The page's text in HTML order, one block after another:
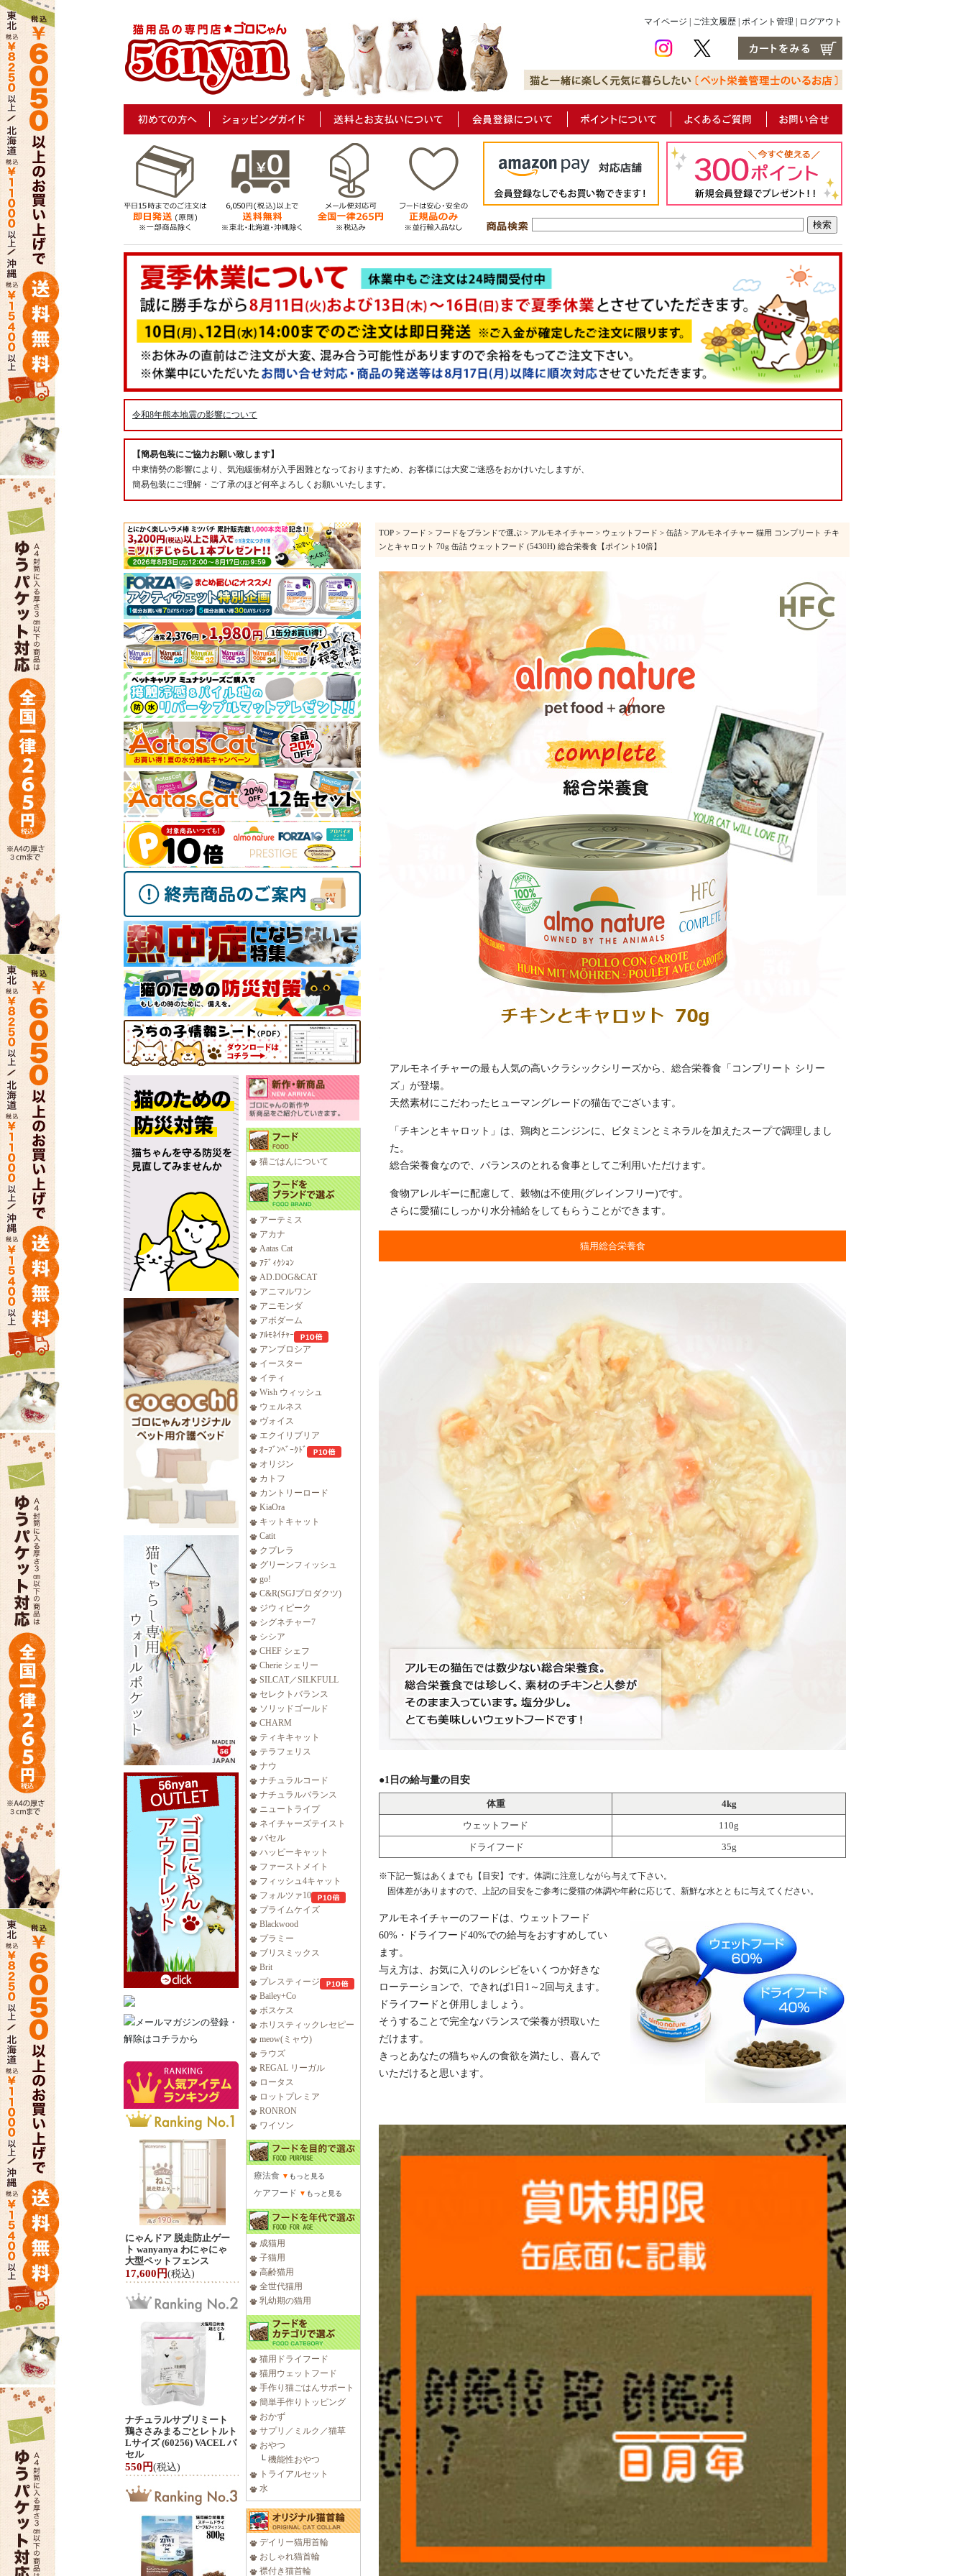
マイページ ご注文履歴 ポイント管理 ログアウト
令和8年熊本地震の影響について
【簡易包装にご協力お願い致します】
中東情勢の影響により、気泡緩衝材が入手困難となっておりますため、お客様には大変ご迷惑をおかけいたしますが、
簡易包装にご理解・ご了承のほど何卒よろしくお願いいたします。
にゃんドア 脱走防止ゲー
ト wanyanya わにゃにゃ
大型ペットフェンス
17,600円(税込)
ナチュラルサプリミート
鶏ささみまるごとレトルト
Lサイズ (60256) VACEL バ
セル
550円(税込)
猫ごはんについて
アーテミス
アカナ
Aatas Cat
ｱﾃﾞｨｸｼｮﾝ
AD.DOG&CAT
アニマルワン
アニモンダ
アボダーム
ｱﾙﾓﾈｲﾁｬｰ
アンブロシア
イースター
イティ
Wish ウィッシュ
ウェルネス
ヴォイス
エクイリブリア
ｵｰﾌﾞﾝﾍﾞｰｸﾄﾞ
オリジン
カトフ
カントリーロード
KiaOra
キットキャット
Catit
クプレラ
グリーンフィッシュ
go!
C&R(SGJプロダクツ)
ジウィピーク
シグネチャー7
シシア
CHEF シェフ
Cherie シェリー
SILCAT／SILKFULL
セレクトバランス
ソリッドゴールド
CHARM
ティキキャット
テラフェリス
ナウ
ナチュラルコード
ナチュラルバランス
ニュートライプ
ネイチャーズテイスト
バセル
ハッピーキャット
ファーストメイト
フィッシュ4キャット
フォルツァ10
プライムケイズ
Blackwood
プラミー
ブリスミックス
Brit
プレスティージ
Bailey+Co
ボスケス
ホリスティックレセピー
meow(ミャウ)
ラウズ
REGAL リーガル
ロータス
ロットプレミア
RONRON
ワイソン
療法食 ▼ もっと見る
ケアフード ▼ もっと見る
成猫用
子猫用
高齢猫用
全世代猫用
乳幼期の猫用
猫用ドライフード
猫用ウェットフード
手作り猫ごはんサポート
簡単手作りトッピング
おかず
サプリ／ミルク／猫草
おやつ
└ 機能性おやつ
トライアルセット
水
デイリー猫用首輪
おしゃれ猫首輪
襟付き猫首輪
TOP > フード > フードをブランドで選ぶ > アルモネイチャー > ウェットフード > 缶詰 > アルモネイチャー 猫用 コンプリート チキ
ンとキャロット 70g 缶詰 ウェットフード (5430H) 総合栄養食【ポイント10倍】
アルモネイチャーの最も人気の高いクラシックシリーズから、総合栄養食「コンプリート シリー
ズ」が登場。
天然素材にこだわったヒューマングレードの猫缶でございます。
「チキンとキャロット」は、鶏肉とニンジンに、ビタミンとミネラルを加えたスープで調理しまし
た。
総合栄養食なので、バランスのとれる食事としてご利用いただけます。
食物アレルギーに配慮して、穀物は不使用(グレインフリー)です。
さらに愛猫にしっかり水分補給をしてもらうことができます。
猫用総合栄養食
●1日の給与量の目安
体重
4kg
ウェットフード
110g
ドライフード
35g
※下記一覧はあくまでも【目安】です。体調に注意しながら与えて下さい。
固体差がありますので、上記の目安をご参考に愛猫の体調や年齢に応じて、新鮮な水とともに与えてください。
アルモネイチャーのフードは、ウェットフード
60%・ドライフード40%での給与をおすすめしてい
ます。
与え方は、お気に入りのレシピをいくつか好きな
ローテーションで、できれば1日1～2回与えます。
ドライフードと併用しましょう。
そうすることで完全なバランスで栄養が摂取いた
だけます。
きっとあなたの猫ちゃんの食欲を満たし、喜んで
いただけると思います。